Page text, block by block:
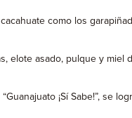
como los
elote asado, pulque y
¡Sí Sabe!”, se